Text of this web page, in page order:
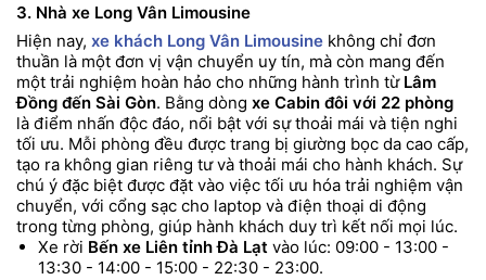
3. Nhà xe Long Vân Limousine
Hiện nay, xe khách Long Vân Limousine không chỉ đơn
thuần là một đơn vị vận chuyển uy tín, mà còn mang đến
một trải nghiệm hoàn hảo cho những hành trình từ Lâm
Đồng đến Sài Gòn. Bằng dòng xe Cabin đôi với 22 phòng
là điểm nhấn độc đáo, nổi bật với sự thoải mái và tiện nghi
tối ưu. Mỗi phòng đều được trang bị giường bọc da cao cấp,
tạo ra không gian riêng tư và thoải mái cho hành khách. Sự
chú ý đặc biệt được đặt vào việc tối ưu hóa trải nghiệm vận
chuyển, với cổng sạc cho laptop và điện thoại di động
trong từng phòng, giúp hành khách duy trì kết nối mọi lúc.
Xe rời Bến xe Liên tỉnh Đà Lạt vào lúc: 09:00 - 13:00 -
13:30 - 14:00 - 15:00 - 22:30 - 23:00.